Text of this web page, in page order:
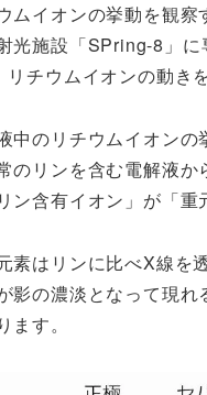
ムイオンの挙動を観
光施設「SPring-8」
チウムイオンの動き
中のリチウムイオン
のリンを含む電解液
ン含有イオン」が「重
素はリンに比べX線を
影の濃淡となって現
ます。